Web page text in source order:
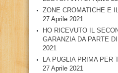
ZONE CROMATICHE E
27 Aprile 2021
HO RICEVUTO IL
GARANZIA DA PARTE
2021
LA PUGLIA PRIMA PER
27 Aprile 2021